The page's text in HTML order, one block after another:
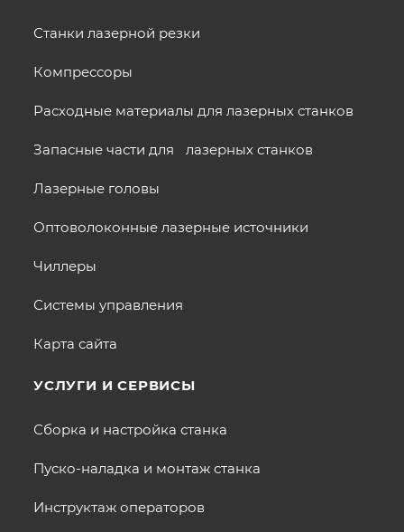
Станки лазерной резки
Компрессоры
Расходные материалы для лазерных станков
Запасные части для лазерных станков
Лазерные головы
Оптоволоконные лазерные источники
Чиллеры
Системы управления
Карта сайта
УСЛУГИ И СЕРВИСЫ
Сборка и настройка станка
Пуско-наладка и монтаж станка
Инструктаж операторов